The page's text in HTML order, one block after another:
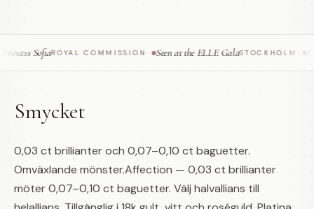
SofiaROYAL COMMISSION· Seen at the ELLE GalaSTOCKHOLM ·
Smycket
0,03 ct brillianter och 0,07–0,10 ct baguetter.
Omväxlande mönster.Affection — 0,03 ct brillianter
möter 0,07–0,10 ct baguetter. Välj halvallians till